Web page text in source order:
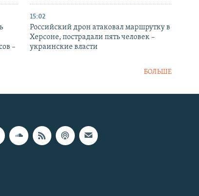
–
15:02
Российский дрон атаковал маршрутку в
Херсоне, пострадали пять человек –
украинские власти
БОЛЬШЕ